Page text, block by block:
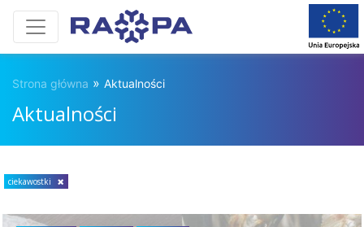
Strona główna » Aktualności
Aktualności
ciekawostki